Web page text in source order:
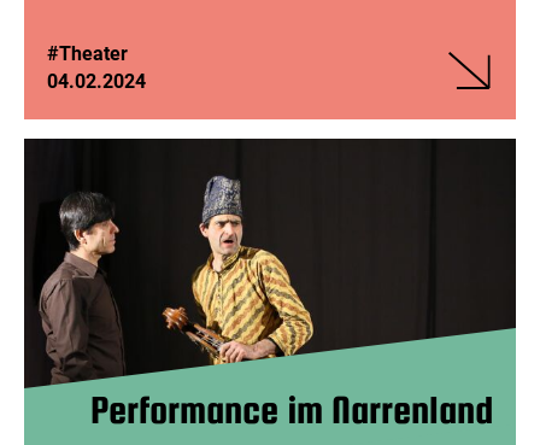
#Theater
04.02.2024
Bild-
Performance im Narrenland